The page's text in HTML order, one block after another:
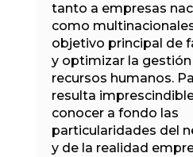
tanto a empresas
como
objetivo principal de
y optimizar la gestión
recursos humanos.
resulta
conocer a fondo las
particularidades del
y de la realidad